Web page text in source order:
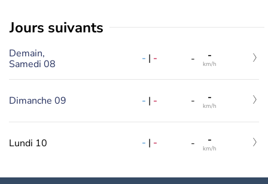
jours suivants
Demain,
Samedi 08
- | - - -
km/h
Dimanche 09 - | - - -
km/h
Lundi 10 - | - - -
km/h